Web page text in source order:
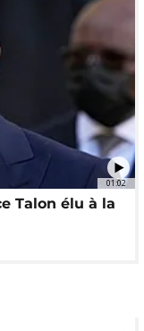
01:02
Talon élu à la